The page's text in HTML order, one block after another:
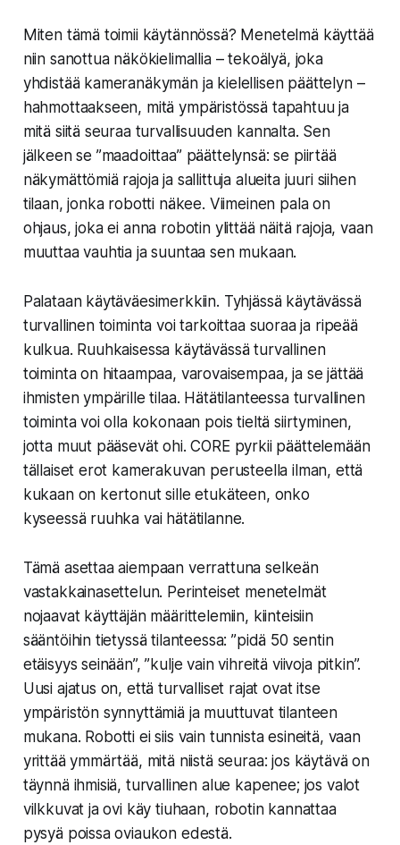
Miten tämä toimii käytännössä? Menetelmä käyttää
niin sanottua näkökielimallia – tekoälyä, joka
yhdistää kameranäkymän ja kielellisen päättelyn –
hahmottaakseen, mitä ympäristössä tapahtuu ja
mitä siitä seuraa turvallisuuden kannalta. Sen
jälkeen se ”maadoittaa” päättelynsä: se piirtää
näkymättömiä rajoja ja sallittuja alueita juuri siihen
tilaan, jonka robotti näkee. Viimeinen pala on
ohjaus, joka ei anna robotin ylittää näitä rajoja, vaan
muuttaa vauhtia ja suuntaa sen mukaan.
Palataan käytäväesimerkkiin. Tyhjässä käytävässä
turvallinen toiminta voi tarkoittaa suoraa ja ripeää
kulkua. Ruuhkaisessa käytävässä turvallinen
toiminta on hitaampaa, varovaisempaa, ja se jättää
ihmisten ympärille tilaa. Hätätilanteessa turvallinen
toiminta voi olla kokonaan pois tieltä siirtyminen,
jotta muut pääsevät ohi. CORE pyrkii päättelemään
tällaiset erot kamerakuvan perusteella ilman, että
kukaan on kertonut sille etukäteen, onko
kyseessä ruuhka vai hätätilanne.
Tämä asettaa aiempaan verrattuna selkeän
vastakkainasettelun. Perinteiset menetelmät
nojaavat käyttäjän määrittelemiin, kiinteisiin
sääntöihin tietyssä tilanteessa: ”pidä 50 sentin
etäisyys seinään”, ”kulje vain vihreitä viivoja pitkin”.
Uusi ajatus on, että turvalliset rajat ovat itse
ympäristön synnyttämiä ja muuttuvat tilanteen
mukana. Robotti ei siis vain tunnista esineitä, vaan
yrittää ymmärtää, mitä niistä seuraa: jos käytävä on
täynnä ihmisiä, turvallinen alue kapenee; jos valot
vilkkuvat ja ovi käy tiuhaan, robotin kannattaa
pysyä poissa oviaukon edestä.